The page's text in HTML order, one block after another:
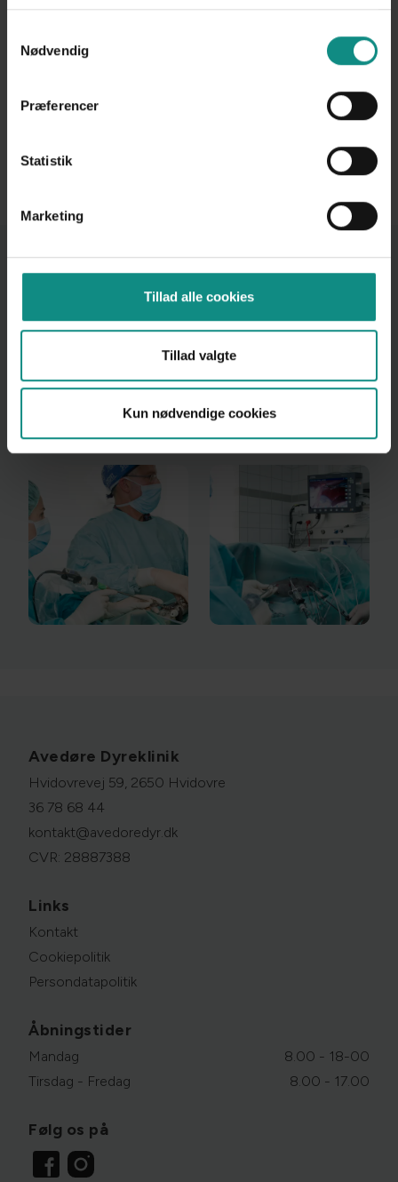
Nødvendig
Præferencer
Statistik
Marketing
Tillad alle cookies
Tillad valgte
Kun nødvendige cookies
anvender respirator, som trækker vejret for
Har du spørgsmål til kikkertoperation/laparoskopi,
36 78
68 44.
Avedøre Dyreklinik
Hvidovrevej 59, 2650 Hvidovre
36 78 68 44
kontakt@avedoredyr.dk
CVR: 28887388
Links
Kontakt
Cookiepolitik
Persondatapolitik
Åbningstider
Mandag
8.00 - 18-00
Tirsdag - Fredag
8.00 - 17.00
Følg os på